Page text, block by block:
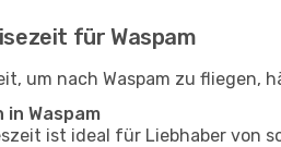
für Waspam
um nach Waspam zu fliegen,
in Waspam
ist ideal für Liebhaber von